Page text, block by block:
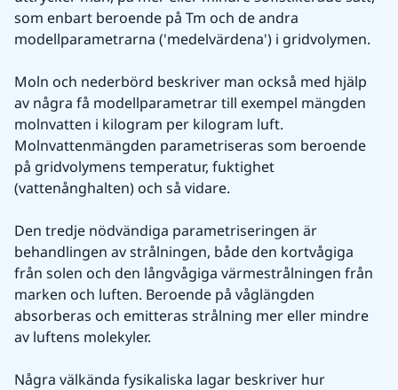
som enbart beroende på Tm och de andra
modellparametrarna ('medelvärdena') i gridvolymen.
Moln och nederbörd beskriver man också med hjälp
av några få modellparametrar till exempel mängden
molnvatten i kilogram per kilogram luft.
Molnvattenmängden parametriseras som beroende
på gridvolymens temperatur, fuktighet
(vattenånghalten) och så vidare.
Den tredje nödvändiga parametriseringen är
behandlingen av strålningen, både den kortvågiga
från solen och den långvågiga värmestrålningen från
marken och luften. Beroende på våglängden
absorberas och emitteras strålning mer eller mindre
av luftens molekyler.
Några välkända fysikaliska lagar beskriver hur